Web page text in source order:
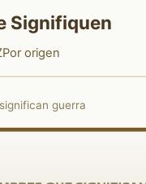
Signifiquen
Por origen
guerra